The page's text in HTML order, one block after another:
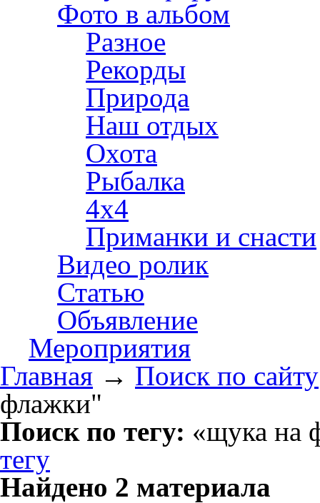
Фото в альбом
Разное
Рекорды
Природа
Наш отдых
Охота
Рыбалка
4х4
Приманки и снасти
Видео ролик
Статью
Объявление
Мероприятия
Главная → Поиск по сайту
флажки"
Поиск по тегу: «щука на
тегу
Найдено 2 материала